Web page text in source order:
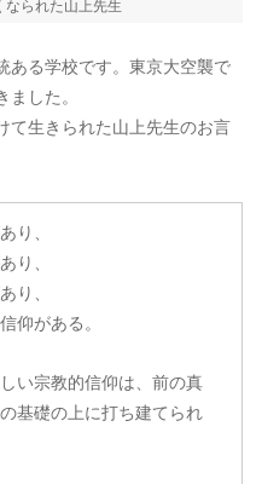
なられた山上先生
ある学校です。東京大空襲で
した。
て生きられた山上先生のお言
り、
り、
り、
仰がある。
い宗教的信仰は、前の真
基礎の上に打ち建てられ